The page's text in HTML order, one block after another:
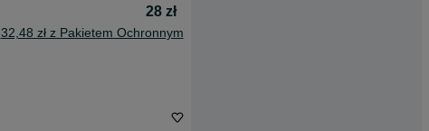
28 zł
32,48 zł z Pakietem Ochronnym